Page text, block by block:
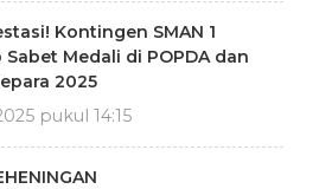
Kontingen SMAN 1
Medali di POPDA dan
2025
pukul 14:15